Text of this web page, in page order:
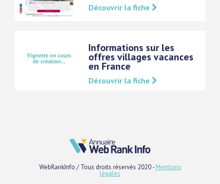
Découvrir la fiche
Informations sur les
offres villages vacances
en France
Découvrir la fiche
WebRankInfo / Tous droits réservés 2020 - Mentions
légales